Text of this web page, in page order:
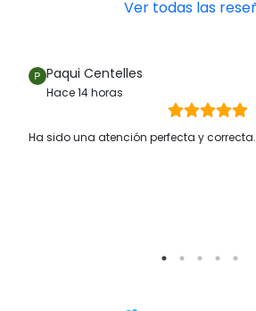
Ver todas las
Paqui Centelles
Hace 14 horas
Ha sido una atención perfecta y